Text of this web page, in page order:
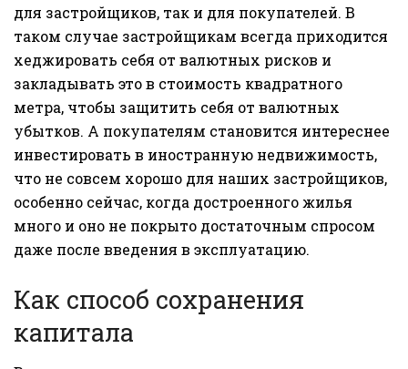
для застройщиков, так и для покупателей. В
таком случае застройщикам всегда приходится
хеджировать себя от валютных рисков и
закладывать это в стоимость квадратного
метра, чтобы защитить себя от валютных
убытков. А покупателям становится интереснее
инвестировать в иностранную недвижимость,
что не совсем хорошо для наших застройщиков,
особенно сейчас, когда достроенного жилья
много и оно не покрыто достаточным спросом
даже после введения в эксплуатацию.
Как способ сохранения
капитала